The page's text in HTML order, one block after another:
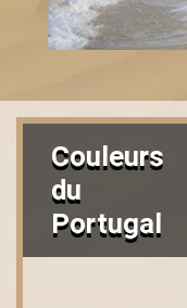
Couleurs
du
Portugal